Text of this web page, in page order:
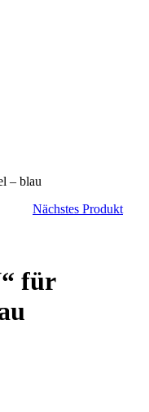
– blau
Nächstes Produkt
für